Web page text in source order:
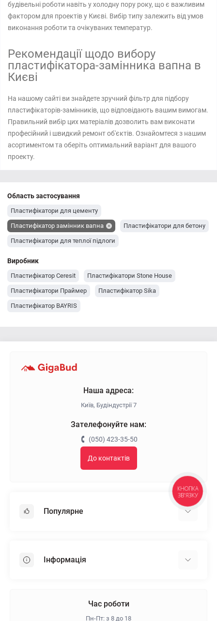
будівельні роботи навіть у холодну пору року, що є важливим
фактором для проектів у Києві. Вибір типу залежить від умов
виконання роботи та очікуваних температур.
Рекомендації щодо вибору
пластифікатора-замінника вапна в
Києві
На нашому сайті ви знайдете зручний фільтр для підбору
пластифікаторів-замінників, що відповідають вашим вимогам.
Правильний вибір цих матеріалів дозволить вам виконати
професійний і швидкий ремонт об'єктів. Ознайомтеся з нашим
асортиментом та оберіть оптимальний варіант для вашого
проекту.
Область застосування
Пластифікатори для цементу
Пластифікатор замінник вапна Пластифікатори для бетону
Пластифікатори для теплої підлоги
Виробник
Пластифікатор Ceresit Пластифікатори Stone House
Пластифікатори Праймер Пластифікатор Sika
Пластифікатор BAYRIS
Наша адреса:
Київ, Будіндустрії 7
Зателефонуйте нам:
(050) 423-35-50
До контактів
Популярне
Пінопласт
Інформація
Час роботи
Пн-Пт: з 8 до 18
КНОПКА
ЗВ'ЯЗКУ